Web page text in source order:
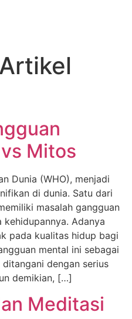
Artikel
Mitos
Dunia (WHO), menjadi
di dunia. Satu dari
masalah gangguan
Adanya
pada kualitas hidup bagi
mental ini sebagai
dengan serius
demikian, […]
Meditasi